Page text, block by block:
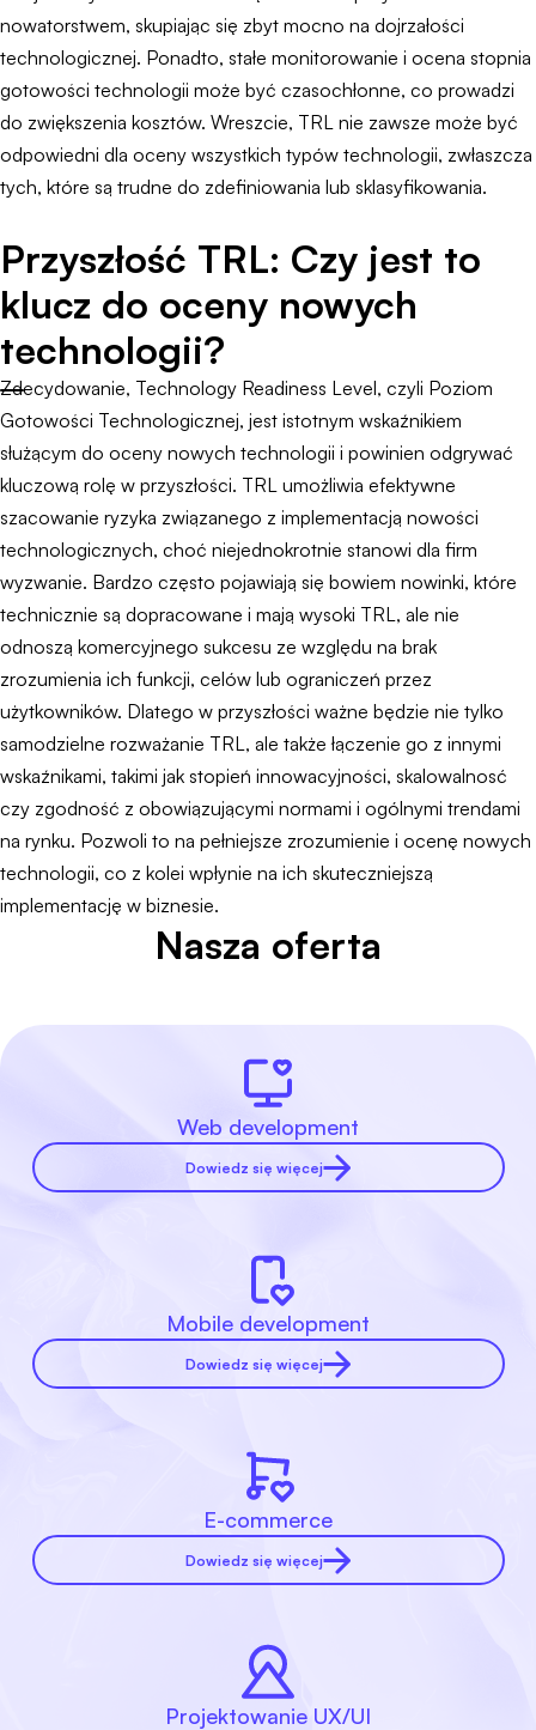
nowatorstwem, skupiając się zbyt mocno na dojrzałości
technologicznej. Ponadto, stałe monitorowanie i ocena stopnia
gotowości technologii może być czasochłonne, co prowadzi
do zwiększenia kosztów. Wreszcie, TRL nie zawsze może być
odpowiedni dla oceny wszystkich typów technologii, zwłaszcza
tych, które są trudne do zdefiniowania lub sklasyfikowania.
Przyszłość TRL: Czy jest to
klucz do oceny nowych
technologii?
Zdecydowanie, Technology Readiness Level, czyli Poziom
Gotowości Technologicznej, jest istotnym wskaźnikiem
służącym do oceny nowych technologii i powinien odgrywać
kluczową rolę w przyszłości. TRL umożliwia efektywne
szacowanie ryzyka związanego z implementacją nowości
technologicznych, choć niejednokrotnie stanowi dla firm
wyzwanie. Bardzo często pojawiają się bowiem nowinki, które
technicznie są dopracowane i mają wysoki TRL, ale nie
odnoszą komercyjnego sukcesu ze względu na brak
zrozumienia ich funkcji, celów lub ograniczeń przez
użytkowników. Dlatego w przyszłości ważne będzie nie tylko
samodzielne rozważanie TRL, ale także łączenie go z innymi
wskaźnikami, takimi jak stopień innowacyjności, skalowalnosć
czy zgodność z obowiązującymi normami i ogólnymi trendami
na rynku. Pozwoli to na pełniejsze zrozumienie i ocenę nowych
technologii, co z kolei wpłynie na ich skuteczniejszą
implementację w biznesie.
Nasza oferta
Web development
Dowiedz się więcej
Mobile development
Dowiedz się więcej
E-commerce
Dowiedz się więcej
Projektowanie UX/UI